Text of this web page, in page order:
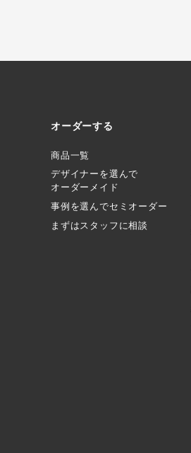
オーダーする
商品一覧
デザイナーを選んで
オーダーメイド
事例を選んでセミオーダー
まずはスタッフに相談